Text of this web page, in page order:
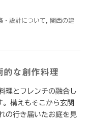
・設計について
関西の建
な創作料理
理とフレンチの融合し
構えもそこから玄関
の行き届いたお庭を見